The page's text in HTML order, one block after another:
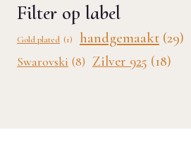
Filter op label
Gold plated (1) handgemaakt (29)
Swarovski (8) Zilver 925 (18)